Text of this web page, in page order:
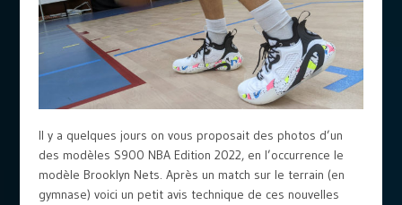
Il y a quelques jours on vous proposait des photos d’un
des modèles S900 NBA Edition 2022, en l’occurrence le
modèle Brooklyn Nets. Après un match sur le terrain (en
gymnase) voici un petit avis technique de ces nouvelles